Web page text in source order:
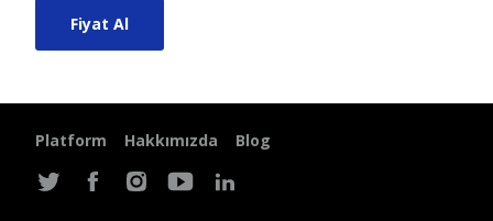
Fiyat Al
Platform Hakkımızda Blog